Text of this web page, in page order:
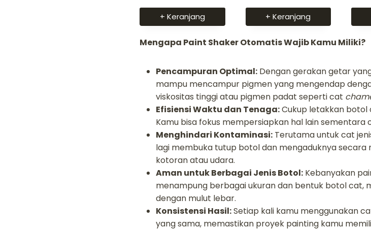
+ Keranjang + Keranjang
Mengapa Paint Shaker Otomatis Wajib Kamu Miliki?
Pencampuran Optimal: Dengan gerakan getar
mampu mencampur pigmen yang mengendap
viskositas tinggi atau pigmen padat seperti cat
Efisiensi Waktu dan Tenaga:Cukup letakkan botol
Kamu bisa fokus mempersiapkan hal lain
Menghindari Kontaminasi: Terutama untuk cat
lagi membuka tutup botol dan mengaduknya secara
kotoran atau udara.
Aman untuk Berbagai Jenis Botol: Kebanyakan
menampung berbagai ukuran dan bentuk botol cat,
dengan mulut lebar.
Konsistensi Hasil:Setiap kali kamu menggunakan
yang sama, memastikan proyek painting kamu